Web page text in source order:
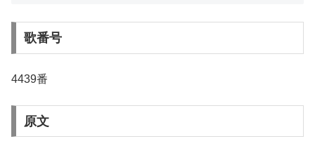
歌番号
4439番
原文